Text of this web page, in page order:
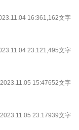
16:361,162文字
23:121,495文字
2023.11.05 15:47652文字
2023.11.05 23:17939文字